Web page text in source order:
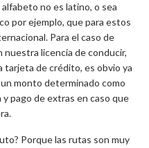
no es latino, o sea
por ejemplo, que para estos
Para el caso de
licencia de conducir,
tarjeta de crédito, es obvio ya
monto determinado como
y pago de extras en caso que
Porque las rutas son muy